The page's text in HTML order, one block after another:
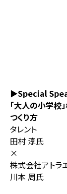
▶Special
「大人の小学校
つくり方
タレント
田村 淳氏
×
株式会社アトラ
川本 周氏